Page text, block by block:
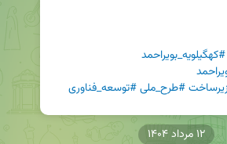
#کهگیلویه_بویراحمد
#طرح_ملی#توسعه_فناوری
۱۲ مرداد ۱۴۰۴